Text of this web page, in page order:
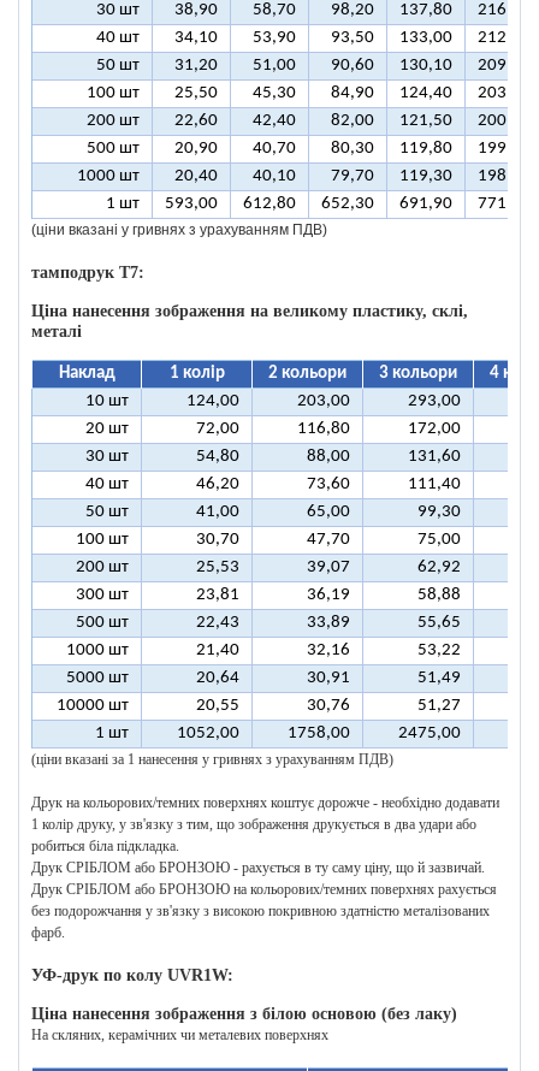
30 шт
38,90 58,70 98,20 137,80
216,90
40 шт
34,10 53,90 93,50 133,00
212,10
50 шт
31,20 51,00 90,60 130,10
209,30
100 шт
25,50 45,30 84,90 124,40
203,50
200 шт
22,60 42,40 82,00 121,50
200,70
500 шт
20,90 40,70 80,30 119,80
199,00
1000 шт
20,40 40,10 79,70 119,30
198,40
1 шт
593,00 612,80 652,30 691,90 771,00
(ціни вказані у гривнях з урахуванням ПДВ)
тамподрук T7:
Ціна нанесення зображення на великому пластику, склі,
металі
Наклад 1 колір 2 кольори 3 кольори
4
10 шт
124,00 203,00 293,00
20 шт
72,00 116,80 172,00
30 шт
54,80 88,00 131,60
40 шт
46,20 73,60 111,40
50 шт
41,00 65,00 99,30
100 шт
30,70 47,70 75,00
200 шт
25,53 39,07 62,92
300 шт
23,81 36,19 58,88
500 шт
22,43 33,89 55,65
1000 шт
21,40 32,16 53,22
5000 шт
20,64 30,91 51,49
10000 шт
20,55 30,76 51,27
1 шт
1052,00 1758,00 2475,00
(ціни вказані за 1 нанесення у гривнях з урахуванням ПДВ)
Друк на кольорових/темних поверхнях коштує дорожче - необхідно додавати
1 колір друку, у зв'язку з тим, що зображення друкується в два удари або
робиться біла підкладка.
Друк СРІБЛОМ або БРОНЗОЮ - рахується в ту саму ціну, що й зазвичай.
Друк СРІБЛОМ або БРОНЗОЮ на кольорових/темних поверхнях рахується
без подорожчання у зв'язку з високою покривною здатністю металізованих
фарб.
УФ-друк по колу UVR1W:
Ціна нанесення зображення з білою основою (без лаку)
На скляних, керамічних чи металевих поверхнях